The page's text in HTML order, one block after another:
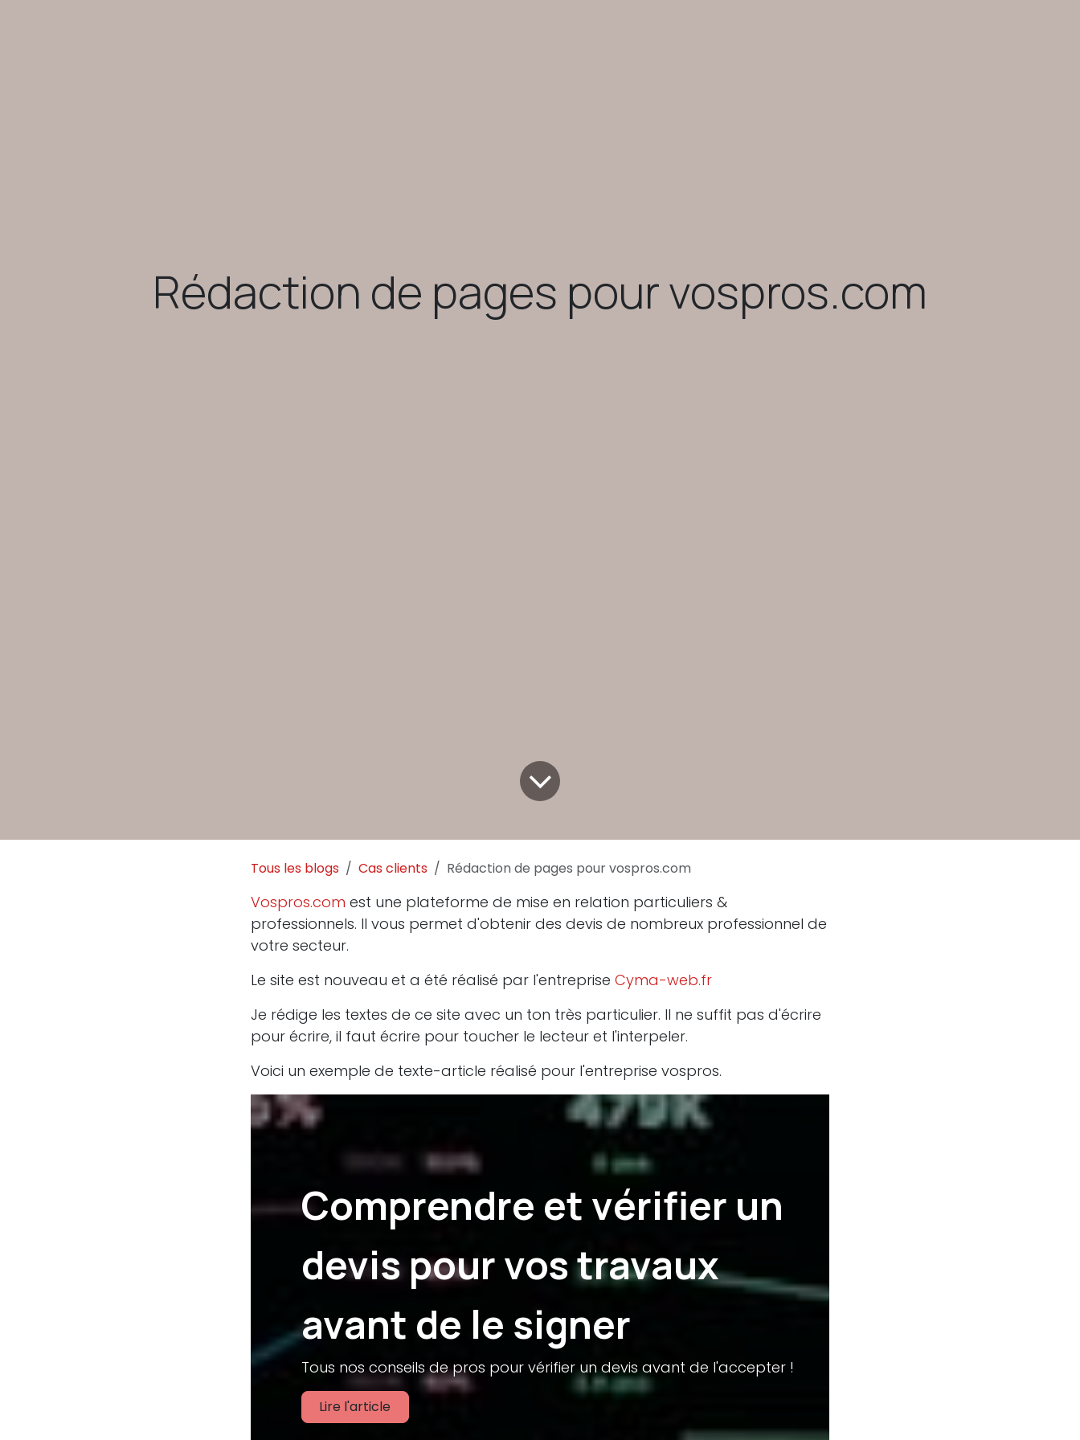
Rédaction de pages pour vospros.com
Tous les blogs Cas clients Rédaction de pages pour vospros.com
Vospros.com est une plateforme de mise en relation particuliers &
professionnels. Il vous permet d'obtenir des devis de nombreux professionnel de
votre secteur.
Le site est nouveau et a été réalisé par l'entreprise Cyma-web.fr
Je rédige les textes de ce site avec un ton très particulier. Il ne suffit pas d'écrire
pour écrire, il faut écrire pour toucher le lecteur et l'interpeler.
Voici un exemple de texte-article réalisé pour l'entreprise vospros.
Comprendre et vérifier un
devis pour vos travaux
avant de le signer
Tous nos conseils de pros pour vérifier un devis avant de l'accepter !
Lire l'article